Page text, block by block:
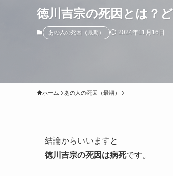
徳川吉宗の死因とは？
あの人の死因（最期） 2024年11月16日
ホーム あの人の死因（最期）
結論からいいますと
徳川吉宗の死因は病死です。